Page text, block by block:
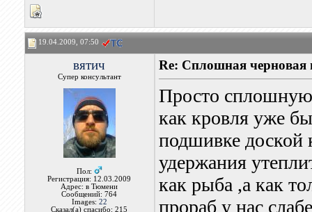
19.04.2009, 07:50
вятич
Супер консультант
Пол:
Регистрация: 12.03.2009
Адрес: в Тюмени
Сообщений: 764
Images: 22
Сказал(а) спасибо: 215
Re: Сплошная черновая
Просто сплошную
как кровля уже
подшивке доской
удержания
как рыба ,а как
прораб у нас